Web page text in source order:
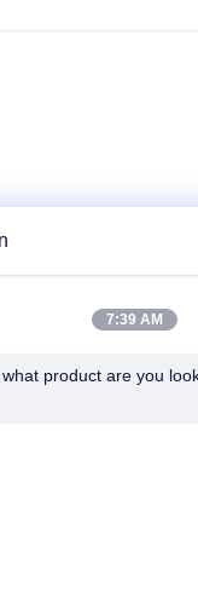
7:39 AM
product are you